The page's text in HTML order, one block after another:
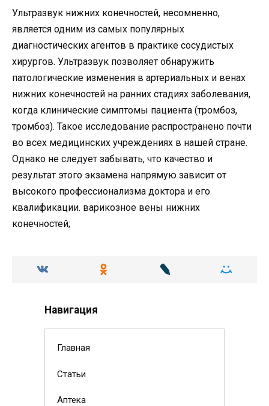
Ультразвук нижних конечностей, несомненно,
является одним из самых популярных
диагностических агентов в практике сосудистых
хирургов. Ультразвук позволяет обнаружить
патологические изменения в артериальных и венах
нижних конечностей на ранних стадиях заболевания,
когда клинические симптомы пациента (тромбоз,
тромбоз). Такое исследование распространено почти
во всех медицинских учреждениях в нашей стране.
Однако не следует забывать, что качество и
результат этого экзамена напрямую зависит от
высокого профессионализма доктора и его
квалификации. варикозное вены нижних
конечностей;
Навигация
Главная
Статьи
Аптека